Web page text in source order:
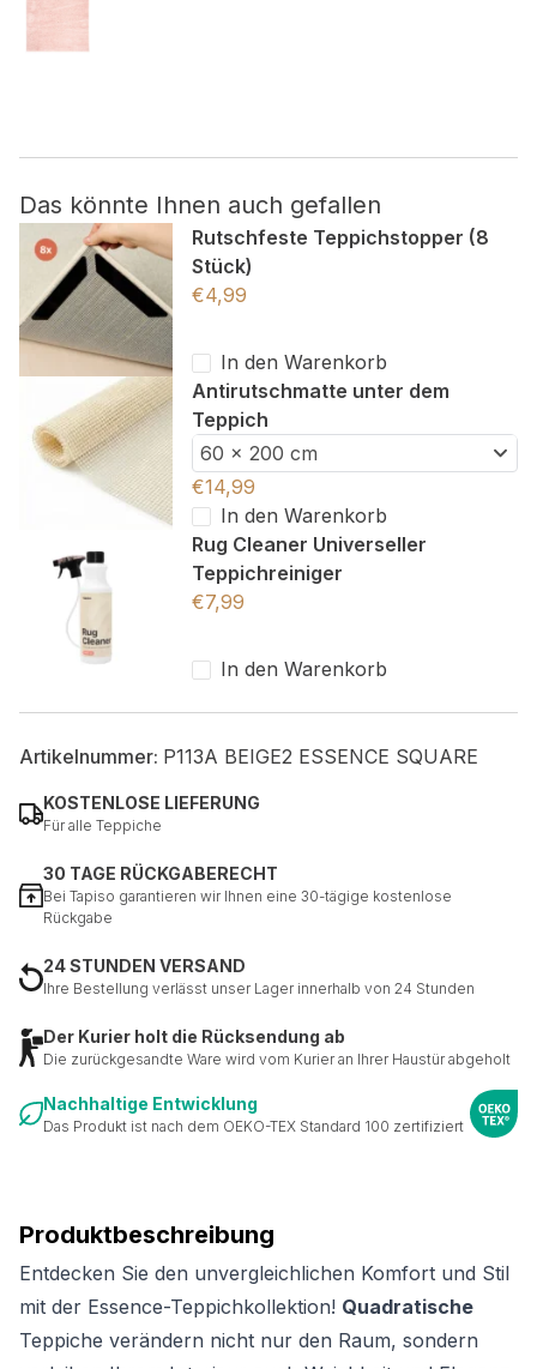
Produktbeschreibung
Entdecken Sie den unvergleichlichen Komfort und Stil
mit der Essence-Teppichkollektion! Quadratische
Teppiche verändern nicht nur den Raum, sondern
Das könnte Ihnen auch gefallen
Rutschfeste Teppichstopper (8
Stück)
€4,99
In den Warenkorb
Antirutschmatte unter dem
Teppich
60 x 200 cm
€14,99
In den Warenkorb
Rug Cleaner Universeller
Teppichreiniger
€7,99
In den Warenkorb
Artikelnummer: P113A BEIGE2 ESSENCE SQUARE
KOSTENLOSE LIEFERUNG
Für alle Teppiche
30 TAGE RÜCKGABERECHT
Bei Tapiso garantieren wir Ihnen eine 30-tägige kostenlose
Rückgabe
24 STUNDEN VERSAND
Ihre Bestellung verlässt unser Lager innerhalb von 24 Stunden
Der Kurier holt die Rücksendung ab
Die zurückgesandte Ware wird vom Kurier an Ihrer Haustür abgeholt
Nachhaltige Entwicklung
Das Produkt ist nach dem OEKO-TEX Standard 100 zertifiziert
Andere nicht kategorisierte Cookies sind solche, die
Alle akzeptieren